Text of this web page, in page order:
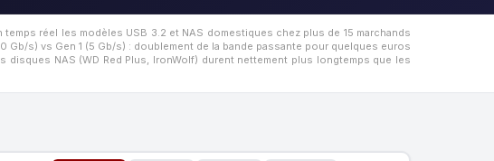
réel les modèles USB 3.2 et NAS domestiques chez plus de 15 marchands
Gb/s) vs Gen 1 (5 Gb/s) : doublement de la bande passante pour quelques euros
NAS (WD Red Plus, IronWolf) durent nettement plus longtemps que les